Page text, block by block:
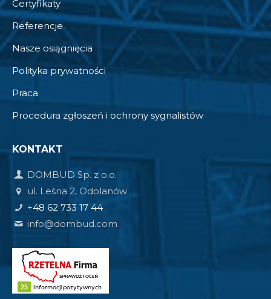
Certyfikaty
Referencje
Nasze osiągnięcia
Polityka prywatności
Praca
Procedura zgłoszeń i ochrony sygnalistów
KONTAKT
DOMBUD Sp. z o.o.
ul. Leśna 2, Odolanów
+48 62 733 17 44
info@dombud.com